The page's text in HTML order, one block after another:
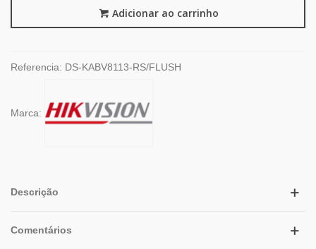
Adicionar ao carrinho
Referencia: DS-KABV8113-RS/FLUSH
Marca:
Descrição
Comentários